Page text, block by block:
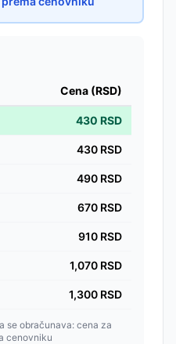
Cena (RSD)
430 RSD
430 RSD
490 RSD
670 RSD
910 RSD
1,070 RSD
1,300 RSD
se obračunava: cena za
cenovniku